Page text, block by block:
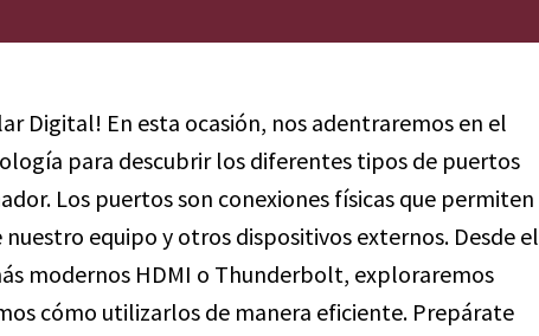
Digital! En esta ocasión, nos adentraremos en el
para descubrir los diferentes tipos de puertos
Los puertos son conexiones físicas que permiten
equipo y otros dispositivos externos. Desde el
modernos HDMI o Thunderbolt, exploraremos
cómo utilizarlos de manera eficiente. Prepárate